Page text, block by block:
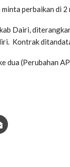
minta perbaikan di
Dairi,
Kontrak
dua (Perubahan